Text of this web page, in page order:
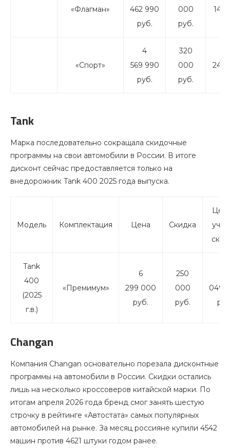
«Флагман»
462 990
руб.
000
руб.
142
«Спорт»
4
569 990
руб.
320
000
руб.
249
Tank
Марка последовательно сокращала скидочные
программы на свои автомобили в России. В итоге
дисконт сейчас предоставляется только на
внедорожник Tank 400 2025 года выпуска.
Модель Комплектация Цена Скидка
Tank
400
(2025
г.в.)
«Премимум»
6
299 000
руб.
250
000
руб.
049
Changan
Компания Changan основательно порезала дисконтные
программы на автомобили в России. Скидки остались
лишь на несколько кроссоверов китайской марки. По
итогам апреля 2026 года бренд смог занять шестую
строчку в рейтинге «Автостата» самых популярных
автомобилей на рынке. За месяц россияне купили 4542
машин против 4621 штуки годом ранее.